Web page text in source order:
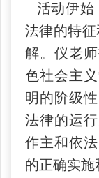
活动伊始
法律的特
解。仪老
色社会主
明的阶级
法律的运
作主和依
的正确实施